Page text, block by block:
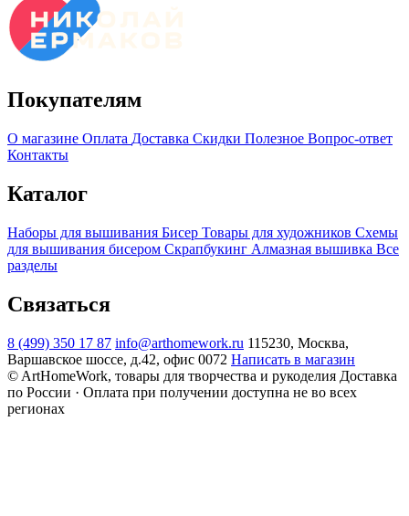
Покупателям
О магазине Оплата Доставка Скидки Полезное Вопрос-ответ
Контакты
Каталог
Наборы для вышивания Бисер Товары для художников Схемы
для вышивания бисером Скрапбукинг Алмазная вышивка Все
разделы
Связаться
8 (499) 350 17 87 info@arthomework.ru 115230, Москва,
Варшавское шоссе, д.42, офис 0072 Написать в магазин
© ArtHomeWork, товары для творчества и рукоделия Доставка
по России · Оплата при получении доступна не во всех
регионах